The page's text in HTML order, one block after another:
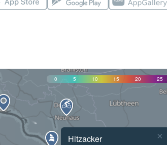
0 5 10 15 20 25
Hitzacker ×